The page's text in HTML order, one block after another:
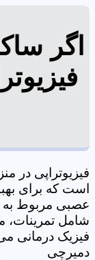
اگر
فیزیوتراپی در
است که برای
عصبی مربوط به
شامل تمرینات،
دمیرچی